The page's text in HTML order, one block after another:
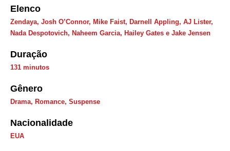
Elenco
Zendaya, Josh O’Connor, Mike Faist, Darnell Appling, AJ Lister,
Nada Despotovich, Naheem Garcia, Hailey Gates e Jake Jensen
Duração
131 minutos
Gênero
Drama, Romance, Suspense
Nacionalidade
EUA